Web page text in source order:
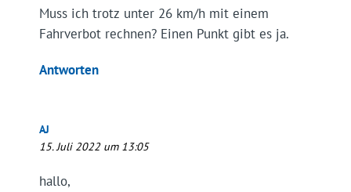
Muss ich trotz unter 26 km/h mit einem
Fahrverbot rechnen? Einen Punkt gibt es ja.
Antworten
AJ
15. Juli 2022 um 13:05
hallo,